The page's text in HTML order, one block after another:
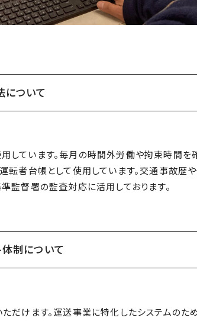
について
しています。毎月の時間外労働や拘束時間を
転者台帳として使用しています。交通事故
監督署の監査対応に活用しております。
制について
だけます。運送事業に特化したシステムのた